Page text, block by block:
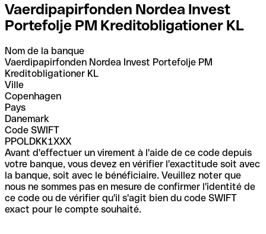
Vaerdipapirfonden Nordea Invest
Portefolje PM Kreditobligationer KL
Nom de la banque
Vaerdipapirfonden Nordea Invest Portefolje PM
Kreditobligationer KL
Ville
Copenhagen
Pays
Danemark
Code SWIFT
PPOLDKK1XXX
Avant d'effectuer un virement à l'aide de ce code depuis
votre banque, vous devez en vérifier l'exactitude soit avec
la banque, soit avec le bénéficiaire. Veuillez noter que
nous ne sommes pas en mesure de confirmer l'identité de
ce code ou de vérifier qu'il s'agit bien du code SWIFT
exact pour le compte souhaité.